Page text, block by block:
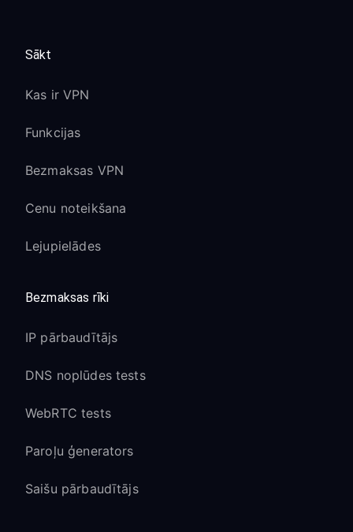
Sākt
Kas ir VPN
Funkcijas
Bezmaksas VPN
Cenu noteikšana
Lejupielādes
Bezmaksas rīki
IP pārbaudītājs
DNS noplūdes tests
WebRTC tests
Paroļu ģenerators
Saišu pārbaudītājs